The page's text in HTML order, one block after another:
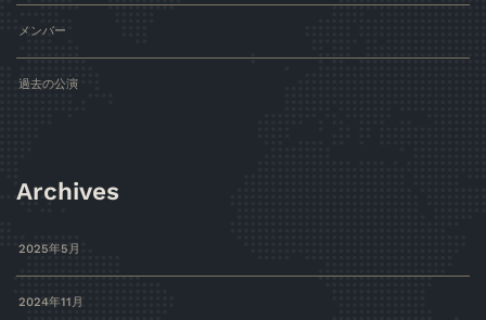
メンバー
過去の公演
Archives
2025年5月
2024年11月